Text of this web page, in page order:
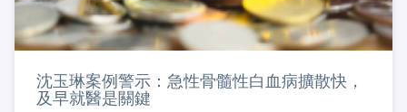
沈玉琳案例警示：急性骨髓性白血病擴散快，
及早就醫是關鍵